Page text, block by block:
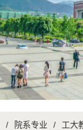
/ 院系专业 / 工大